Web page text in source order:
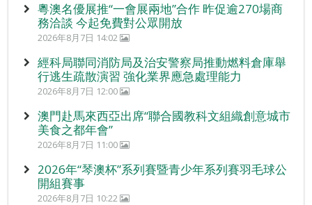
粵澳名優展推“一會展兩地”合作 昨促逾270場商
務洽談 今起免費對公眾開放
2026年8月7日 14:02
經科局聯同消防局及治安警察局推動燃料倉庫舉
行逃生疏散演習 強化業界應急處理能力
2026年8月7日 12:00
澳門赴馬來西亞出席“聯合國教科文組織創意城市
美食之都年會”
2026年8月7日 11:00
2026年“琴澳杯”系列賽暨青少年系列賽羽毛球公
開組賽事
2026年8月7日 10:22